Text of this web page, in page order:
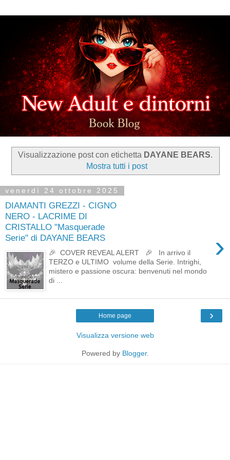
Visualizzazione post con etichetta DAYANE BEARS.
Mostra tutti i post
venerdì 24 ottobre 2025
DIAMANTI GREZZI - CIGNO
NERO - LACRIME DI
CRISTALLO "Masquerade
Serie" di DAYANE BEARS
›
🎉 COVER REVEAL ALERT 🎉 In arrivo il
TERZO e ULTIMO volume della Serie. Intrighi,
mistero e passione oscura: benvenuti nel mondo
di ...
›
Home page
Visualizza versione web
Powered by Blogger.